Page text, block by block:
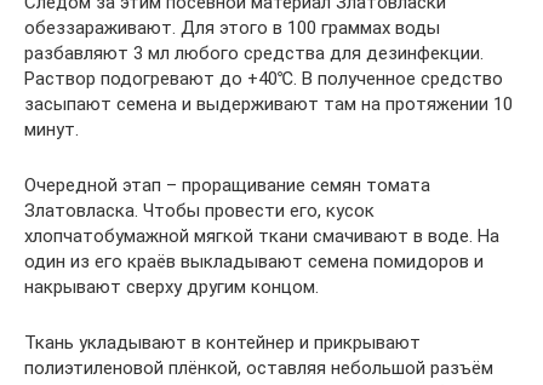
обеззараживают. Для этого в 100 граммах воды
разбавляют 3 мл любого средства для дезинфекции.
Раствор подогревают до +40℃. В полученное средство
засыпают семена и выдерживают там на протяжении 10
минут.
Очередной этап – проращивание семян томата
Златовласка. Чтобы провести его, кусок
хлопчатобумажной мягкой ткани смачивают в воде. На
один из его краёв выкладывают семена помидоров и
накрывают сверху другим концом.
Ткань укладывают в контейнер и прикрывают
полиэтиленовой плёнкой, оставляя небольшой разъём